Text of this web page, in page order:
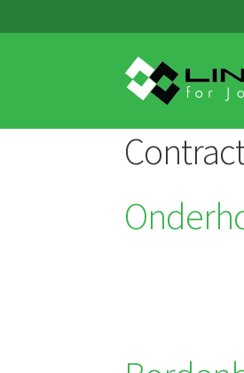
to
navigation
to
content